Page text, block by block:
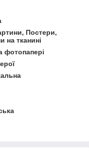
Постери,
на тканині
фотопапері